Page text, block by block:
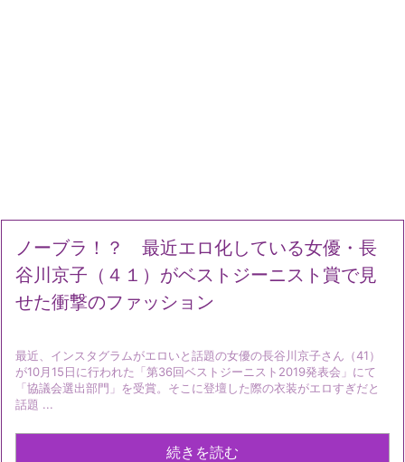
ノーブラ！？ 最近エロ化している女優・長
谷川京子（４１）がベストジーニスト賞で見
せた衝撃のファッション
最近、インスタグラムがエロいと話題の女優の長谷川京子さん（41）
が10月15日に行われた「第36回ベストジーニスト2019発表会」にて
「協議会選出部門」を受賞。そこに登壇した際の衣装がエロすぎだと
話題 ...
続きを読む